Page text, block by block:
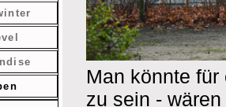
Man könnte
zu sein -